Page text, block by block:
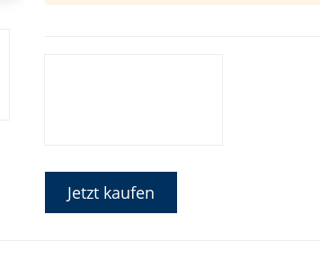
Jetzt kaufen